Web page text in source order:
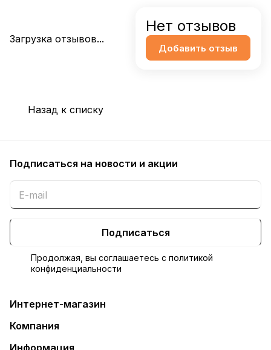
Загрузка отзывов...
Нет отзывов
Добавить отзыв
Назад к списку
Подписаться на новости и акции
Подписаться
Продолжая, вы соглашаетесь с политикой
конфиденциальности
Интернет-магазин
Компания
Информация